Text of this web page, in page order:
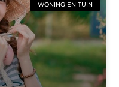
WONING EN TUIN